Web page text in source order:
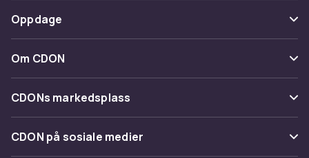
Angre & returner her
Kontakt oss
Betaling
Levering
Tilbakekallinger
Oppdage
Kategorier
Varemerker
Om CDON
Om oss
Kundeanmeldelser
Jobbe på CDON
CDONs markedsplass
Merchant Help Center
CDON på sosiale medier